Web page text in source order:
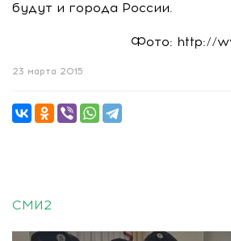
будут и города России.
Фото: http://
23 марта 2015
СМИ2